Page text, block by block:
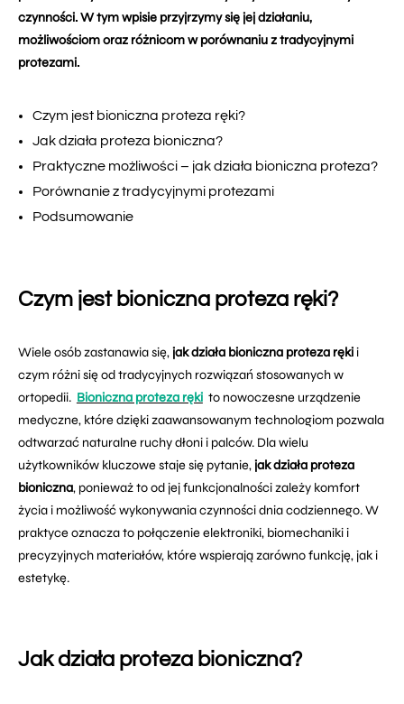
czynności. W tym wpisie przyjrzymy się jej działaniu,
możliwościom oraz różnicom w porównaniu z tradycyjnymi
protezami.
Czym jest bioniczna proteza ręki?
Jak działa proteza bioniczna?
Praktyczne możliwości – jak działa bioniczna proteza?
Porównanie z tradycyjnymi protezami
Podsumowanie
Czym jest bioniczna proteza ręki?
Wiele osób zastanawia się,jak działa bioniczna proteza rękii
czym różni się od tradycyjnych rozwiązań stosowanych w
ortopedii. Bioniczna proteza ręki to nowoczesne urządzenie
medyczne, które dzięki zaawansowanym technologiom pozwala
odtwarzać naturalne ruchy dłoni i palców. Dla wielu
użytkowników kluczowe staje się pytanie,jak działa proteza
bioniczna, ponieważ to od jej funkcjonalności zależy komfort
życia i możliwość wykonywania czynności dnia codziennego. W
praktyce oznacza to połączenie elektroniki, biomechaniki i
precyzyjnych materiałów, które wspierają zarówno funkcję, jak i
estetykę.
Jak działa proteza bioniczna?